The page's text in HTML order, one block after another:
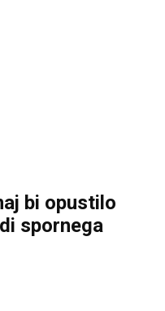
bi opustilo
spornega